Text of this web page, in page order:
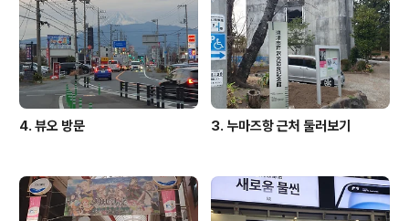
4. 뷰오 방문 3. 누마즈항 근처 둘러보기